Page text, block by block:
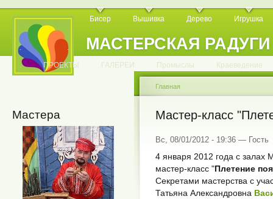
МАСТЕРСКАЯ РАДУГИ
Бисер Вышивка Дерево Игрушка
. . . . . . . . . . .
. ПРОЕКТЫ ГАЛЕРЕИ Промыслы Краеведение
Мастера
Главная
Мастер-класс
Вс, 08/01/2012 - 19:36 — Гость
4 января 2012 года с залах
мастер-класс "Плетение
Секретами мастерства с
Татьяна Александровна